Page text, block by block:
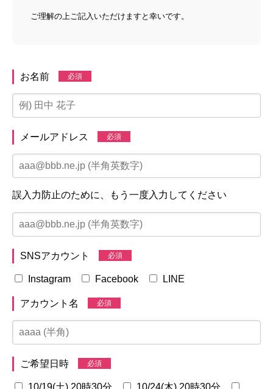
ご理解の上ご記入いただけますと幸いです。
お名前 必須
メールアドレス 必須
誤入力防止のために、もう一度入力してください
SNSアカウント 必須
Instagram Facebook LINE
アカウント名 必須
ご希望日時 必須